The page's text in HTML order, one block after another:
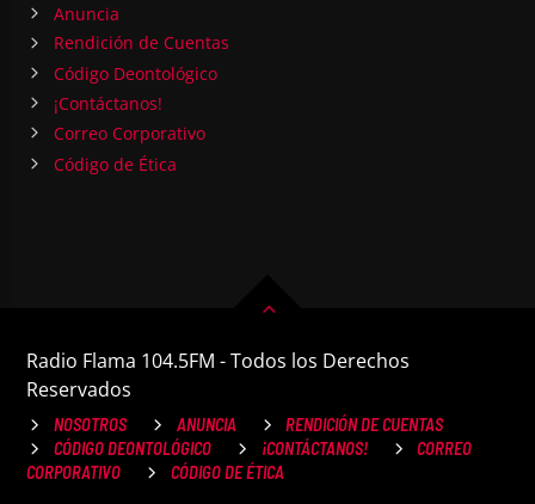
Anuncia
Rendición de Cuentas
Código Deontológico
¡Contáctanos!
Correo Corporativo
Código de Ética
Radio Flama 104.5FM - Todos los Derechos
Reservados
NOSOTROS ANUNCIA
RENDICIÓN DE CUENTAS
CÓDIGO DEONTOLÓGICO
¡CONTÁCTANOS!
CORREO
CORPORATIVO
CÓDIGO DE ÉTICA